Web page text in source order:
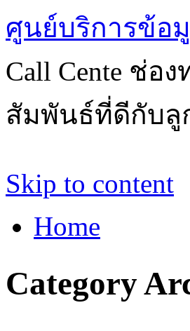
ศูนย์บริการข้อมู
Call Cente ช่อ
สัมพันธ์ที่ดีกับลู
Skip to content
Home
Category